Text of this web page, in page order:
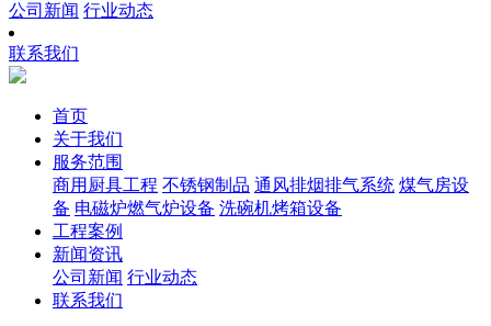
公司新闻 行业动态
联系我们
首页
关于我们
服务范围
商用厨具工程 不锈钢制品 通风排烟排气系统 煤气房设
备 电磁炉燃气炉设备 洗碗机烤箱设备
工程案例
新闻资讯
公司新闻 行业动态
联系我们